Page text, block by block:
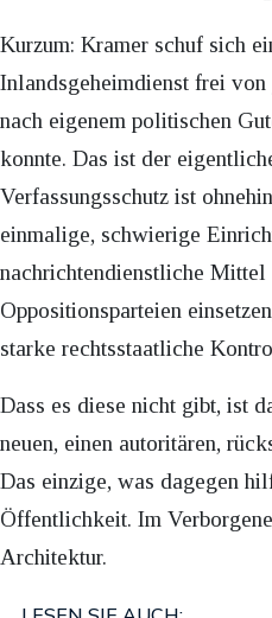
Kurzum: Kramer schuf sich
Inlandsgeheimdienst frei
nach eigenem politischen
konnte. Das ist der
Verfassungsschutz ist
einmalige, schwierige
nachrichtendienstliche Mittel
Oppositionsparteien
starke rechtsstaatliche
Dass es diese nicht gibt, ist
neuen, einen autoritären,
Das einzige, was dagegen
Öffentlichkeit. Im
Architektur.